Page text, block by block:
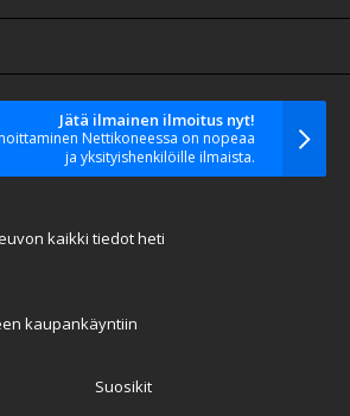
Jätä ilmainen ilmoitus nyt!
Nettikoneessa on nopeaa
ja yksityishenkilöille ilmaista.
kaikki tiedot heti
kaupankäyntiin
Suosikit